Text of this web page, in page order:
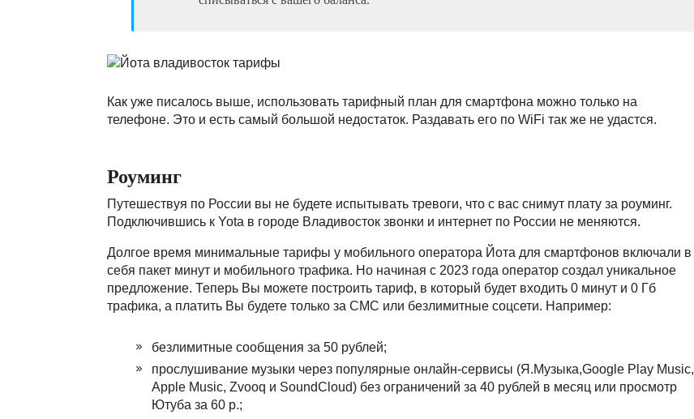
Как уже писалось выше, использовать тарифный план для смартфона можно только на
телефоне. Это и есть самый большой недостаток. Раздавать его по WiFi так же не удастся.
Роуминг
Путешествуя по России вы не будете испытывать тревоги, что с вас снимут плату за роуминг.
Подключившись к Yota в городе Владивосток звонки и интернет по России не меняются.
Долгое время минимальные тарифы у мобильного оператора Йота для смартфонов включали в
себя пакет минут и мобильного трафика. Но начиная с 2023 года оператор создал уникальное
предложение. Теперь Вы можете построить тариф, в который будет входить 0 минут и 0 Гб
трафика, а платить Вы будете только за СМС или безлимитные соцсети. Например:
безлимитные сообщения за 50 рублей;
прослушивание музыки через популярные онлайн-сервисы (Я.Музыка,Google Play Music,
Apple Music, Zvooq и SoundCloud) без ограничений за 40 рублей в месяц или просмотр
Ютуба за 60 р.;